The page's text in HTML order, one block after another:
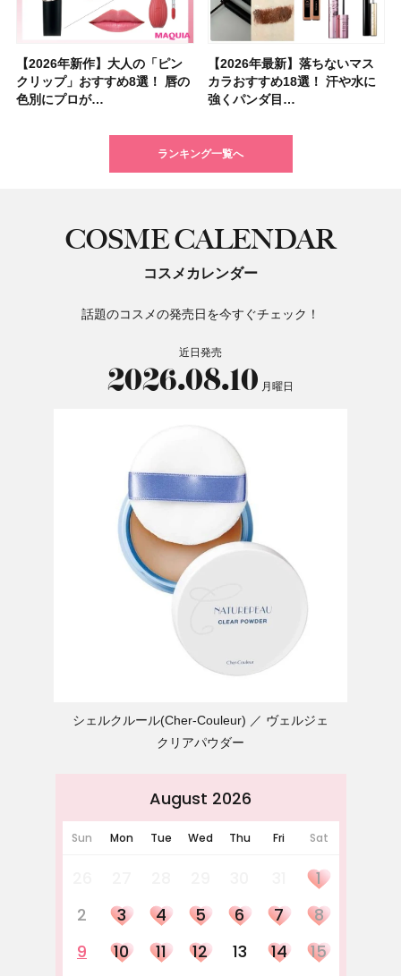
【2026年新作】大人の「ピン
クリップ」おすすめ8選！ 唇の
色別にプロが…
【2026年最新】落ちないマス
カラおすすめ18選！ 汗や水に
強くパンダ目…
【クリスマスコフレ2026】ク
リニークのホリデーコフレを一
挙紹介！ 人気…
【2026夏】「大人のニキビケ
ア」ランキングTOP5！＜マキ
アビューティ…
【2026年最新】落ちないマス
カラおすすめ18選！ 汗や水に
強くパンダ目…
シャネルの新作リップ「ルージ
ュ ココ イドゥラ グロス」全15
色スウォッ…
【石井美保さん・50歳のボディ
ケア愛用品16選】首・手・バス
トのパーツケ…
【ニベア】美容液リップクリー
ム＆ボディスクラブが新登場！
大人気の色付き…
【石井美保さんのおすすめお菓
子＆お茶10選】手土産にもぴっ
たり
【40代以上におすすめのプロテ
イン10選】美と健康に不可欠な
タンパク質を…
【2026年夏】小顔に見えるボ
ブの髪型37選！ レイヤー・切
りっぱなしな…
【最新】髪のうねり・広がり・
くせ毛におすすめのシャンプー
17選
【ILLIT（アイリット）ライブ
レポ】TOYOTA ARENA
TOKY…
【無印良品】スキンケア×衣料
素材の最強タッグで実現！ 着
るだけで保湿でき…
【ルナソルアイシャドウ】アイ
カラーレーションN新色・限定
色をイエベ・ブ…
ツヤ好きの人生チーク！エナモ
ル メロウメルティングチーク
限定〈102 ロ…
ランキング一覧へ
COSME CALENDAR
コスメカレンダー
話題のコスメの発売日を今すぐチェック！
近日発売
2026.08.10 月曜日
シェルクルール(Cher-Couleur)
ヴェルジェ
クリアパウダー
August 2026
Sun Mon Tue Wed Thu Fri Sat
1
2
3 4 5 6 7
8
9
10 11 12 13 14
15